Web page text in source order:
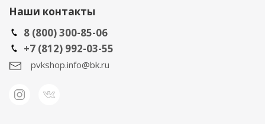
Наши контакты
8 (800) 300-85-06
+7 (812) 992-03-55
pvkshop.info@bk.ru